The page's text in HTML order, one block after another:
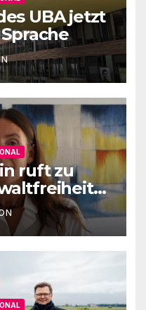
UBA jetzt
ruft zu